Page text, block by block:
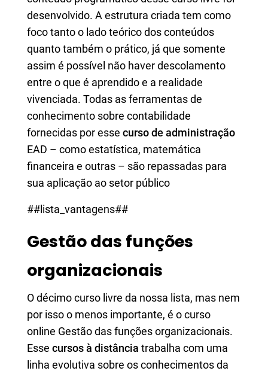
desenvolvido. A estrutura criada tem como
foco tanto o lado teórico dos conteúdos
quanto também o prático, já que somente
assim é possível não haver descolamento
entre o que é aprendido e a realidade
vivenciada. Todas as ferramentas de
conhecimento sobre contabilidade
fornecidas por esse curso de administração
EAD – como estatística, matemática
financeira e outras – são repassadas para
sua aplicação ao setor público
##lista_vantagens##
Gestão das funções
organizacionais
O décimo curso livre da nossa lista, mas nem
por isso o menos importante, é o curso
online Gestão das funções organizacionais.
Esse cursos à distância trabalha com uma
linha evolutiva sobre os conhecimentos da